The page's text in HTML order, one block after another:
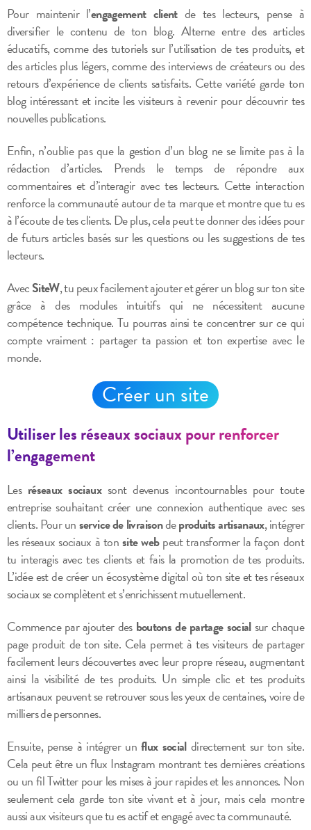
Pour maintenir l’engagement clientde tes lecteurs, pense à
diversifier le contenu de ton blog. Alterne entre des articles
éducatifs, comme des tutoriels sur l’utilisation de tes produits, et
des articles plus légers, comme des interviews de créateurs ou des
retours d’expérience de clients satisfaits. Cette variété garde ton
blog intéressant et incite les visiteurs à revenir pour découvrir tes
nouvelles publications.
Enfin, n’oublie pas que la gestion d’un blog ne se limite pas à la
rédaction d’articles. Prends le temps de répondre aux
commentaires et d’interagir avec tes lecteurs. Cette interaction
renforce la communauté autour de ta marque et montre que tu es
à l’écoute de tes clients. De plus, cela peut te donner des idées pour
de futurs articles basés sur les questions ou les suggestions de tes
lecteurs.
AvecSiteW, tu peux facilement ajouter et gérer un blog sur ton site
grâce à des modules intuitifs qui ne nécessitent aucune
compétence technique. Tu pourras ainsi te concentrer sur ce qui
compte vraiment : partager ta passion et ton expertise avec le
monde.
Créer un site
Utiliser les réseaux sociaux pour renforcer
l’engagement
Les réseaux sociauxsont devenus incontournables pour toute
entreprise souhaitant créer une connexion authentique avec ses
clients. Pour unservice de livraisondeproduits artisanaux, intégrer
les réseaux sociaux à tonsite webpeut transformer la façon dont
tu interagis avec tes clients et fais la promotion de tes produits.
L’idée est de créer un écosystème digital où ton site et tes réseaux
sociaux se complètent et s’enrichissent mutuellement.
Commence par ajouter des boutons de partage socialsur chaque
page produit de ton site. Cela permet à tes visiteurs de partager
facilement leurs découvertes avec leur propre réseau, augmentant
ainsi la visibilité de tes produits. Un simple clic et tes produits
artisanaux peuvent se retrouver sous les yeux de centaines, voire de
milliers de personnes.
Ensuite, pense à intégrer unflux socialdirectement sur ton site.
Cela peut être un flux Instagram montrant tes dernières créations
ou un fil Twitter pour les mises à jour rapides et les annonces. Non
seulement cela garde ton site vivant et à jour, mais cela montre
aussi aux visiteurs que tu es actif et engagé avec ta communauté.